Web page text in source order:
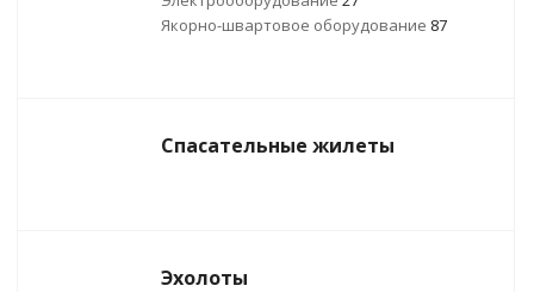
Якорно-швартовое оборудование 87
Спасательные жилеты
Эхолоты